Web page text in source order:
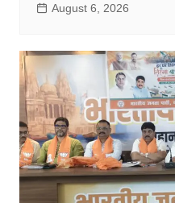
August 6, 2026